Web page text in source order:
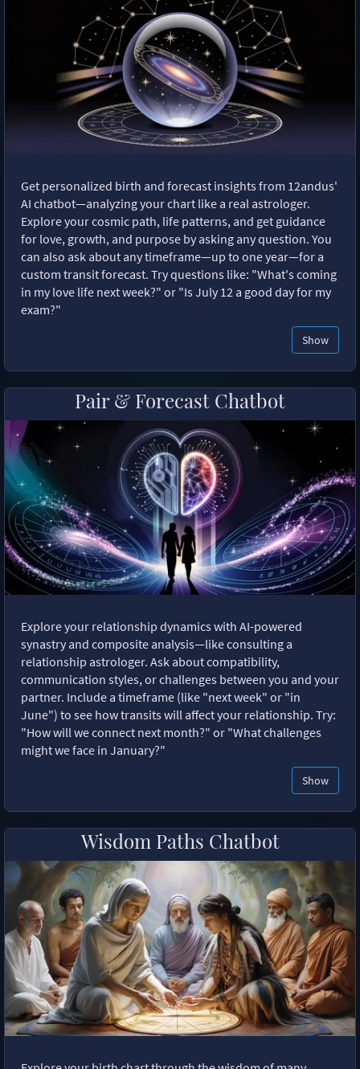
Get personalized birth and forecast insights from 12andus'
AI chatbot—analyzing your chart like a real astrologer.
Explore your cosmic path, life patterns, and get guidance
for love, growth, and purpose by asking any question. You
can also ask about any timeframe—up to one year—for a
custom transit forecast. Try questions like: "What's coming
in my love life next week?" or "Is July 12 a good day for my
exam?"
Show
Pair & Forecast Chatbot
Explore your relationship dynamics with AI-powered
synastry and composite analysis—like consulting a
relationship astrologer. Ask about compatibility,
communication styles, or challenges between you and your
partner. Include a timeframe (like "next week" or "in
June") to see how transits will affect your relationship. Try:
"How will we connect next month?" or "What challenges
might we face in January?"
Show
Wisdom Paths Chatbot